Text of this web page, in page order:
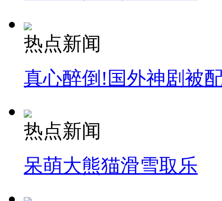
热点新闻
真心醉倒!国外神剧被
热点新闻
呆萌大熊猫滑雪取乐